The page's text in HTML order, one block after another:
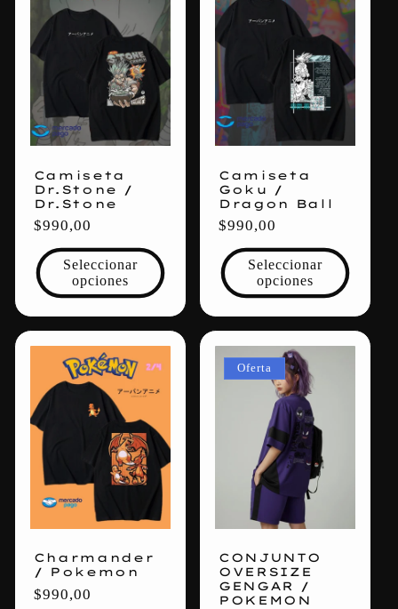
Camiseta
Dr.Stone /
Dr.Stone
Precio
habitual
$990,00
Seleccionar
opciones
Camiseta
Goku /
Dragon Ball
Precio
habitual
$990,00
Seleccionar
opciones
Charmander
/ Pokemon
Precio
$990,00
Oferta
CONJUNTO
OVERSIZE
GENGAR /
POKEMON